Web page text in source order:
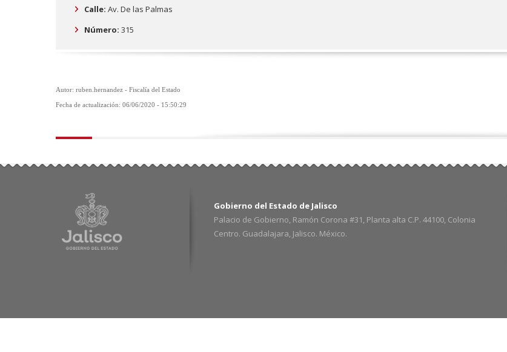
Calle: Av. De las Palmas
Número: 315
Autor: ruben.hernandez - Fiscalía del Estado
Fecha de actualización: 06/06/2020 - 15:50:29
Gobierno del Estado de Jalisco
Palacio de Gobierno, Ramón Corona #31, Planta alta C.P. 44100, Colonia
Centro. Guadalajara, Jalisco. México.